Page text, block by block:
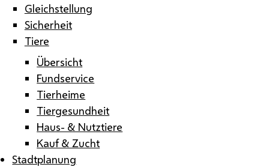
Gleichstellung
Sicherheit
Tiere
Übersicht
Fundservice
Tierheime
Tiergesundheit
Haus- & Nutztiere
Kauf & Zucht
Stadtplanung